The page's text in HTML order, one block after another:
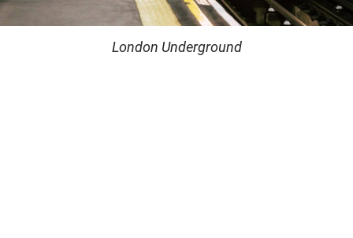
London Underground